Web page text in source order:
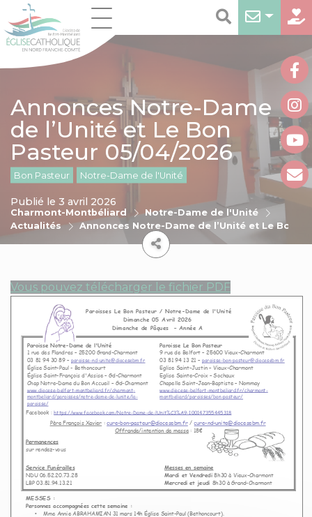
Annonces Notre-Dame
de l’Unité et Le Bon
Pasteur 05/04/2026
Bon Pasteur Notre-Dame de l'Unité
Charmont-Montbéliard
Notre-Dame de l'Unité
Actualités
Annonces Notre-Dame de l’Unité et Le Bon
Publié le 3 avril 2026
Vous pouvez télécharger le fichier PDF